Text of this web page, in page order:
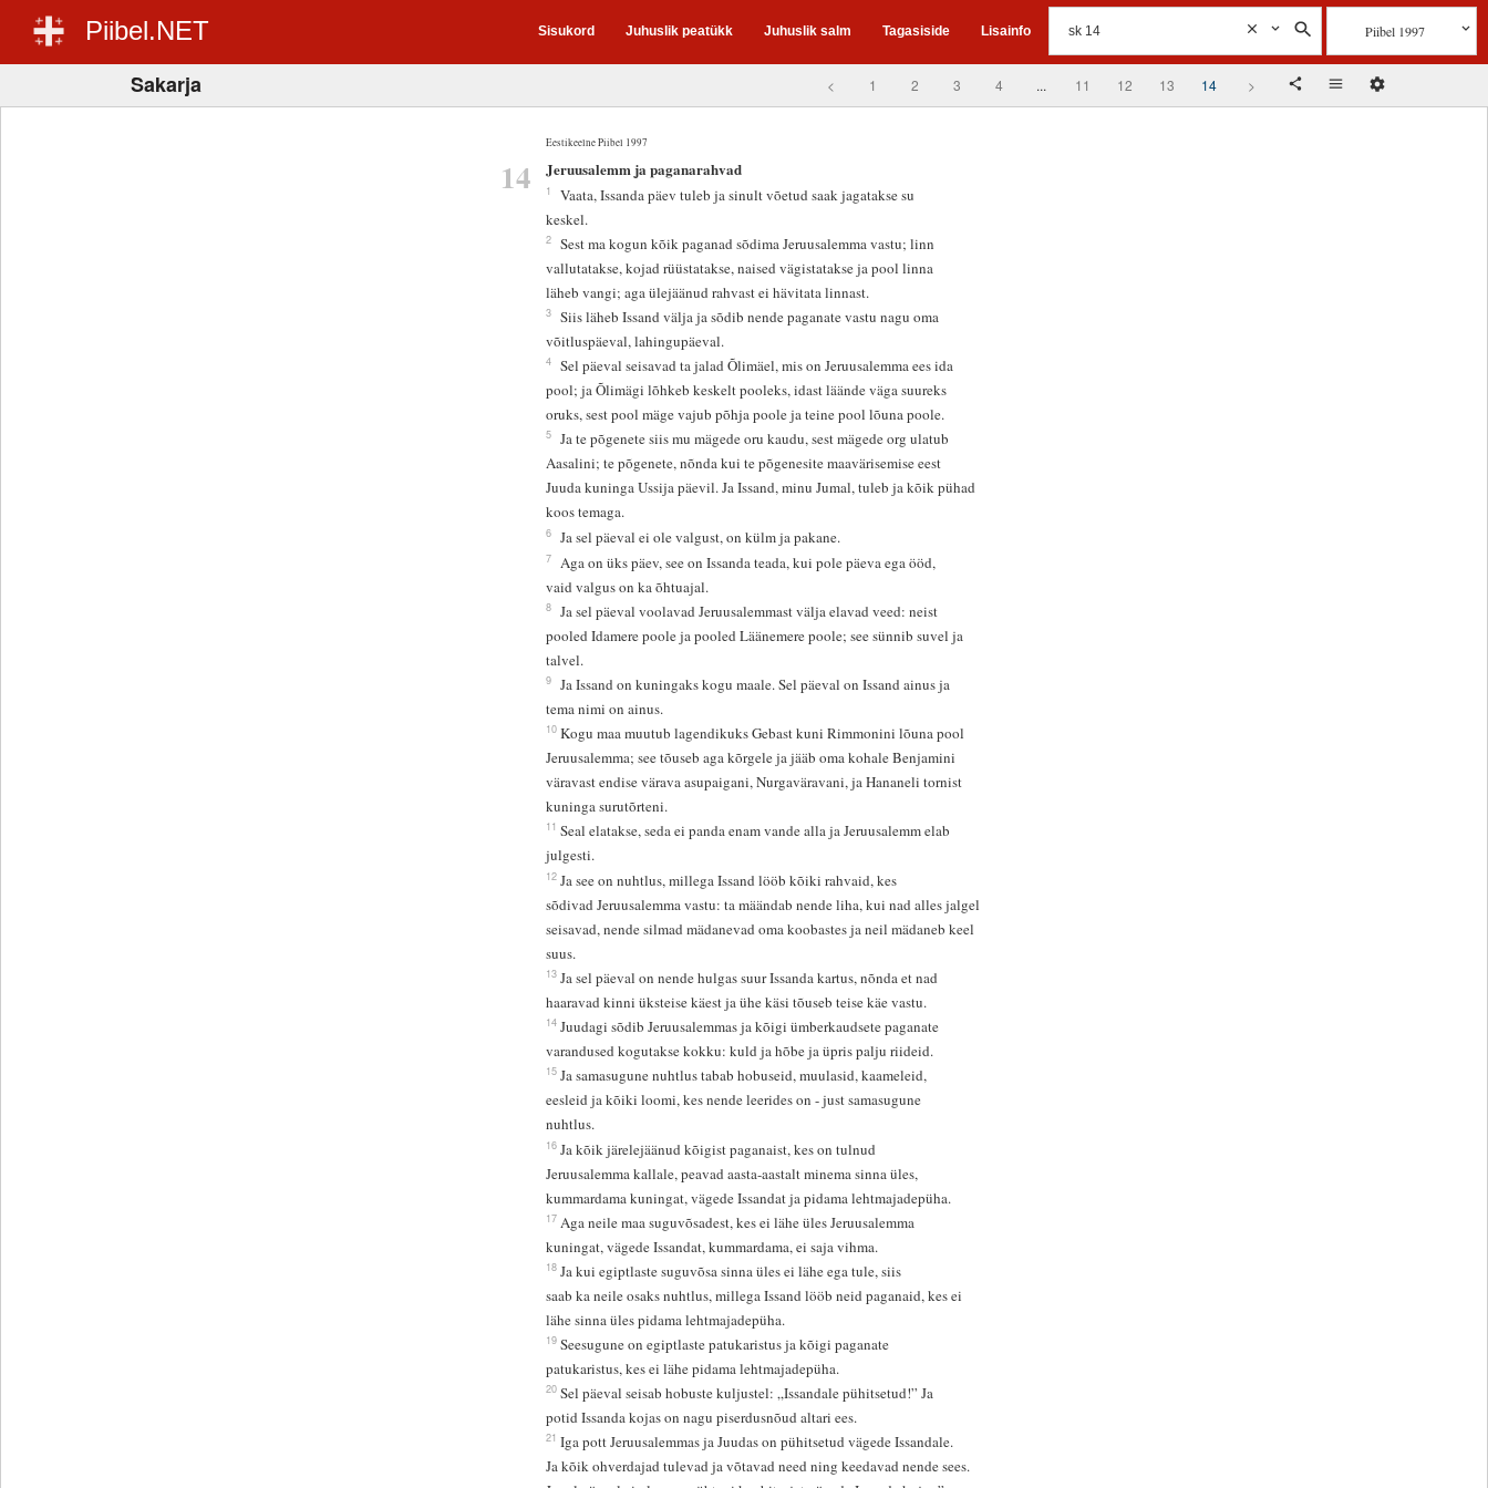
Piibel.NET Sisukord Juhuslik peatükk Juhuslik salm Tagasiside Lisainfo Piibel 1997
Sakarja < 1 2 3 4 ... 11 12 13 14 >
Eestikeelne Piibel 1997
14 Jeruusalemm ja paganarahvad
1
Vaata, Issanda päev tuleb ja sinult võetud saak jagatakse su
keskel.
2 Sest ma kogun kõik paganad sõdima Jeruusalemma vastu; linn
vallutatakse, kojad rüüstatakse, naised vägistatakse ja pool linna
läheb vangi; aga ülejäänud rahvast ei hävitata linnast.
3 Siis läheb Issand välja ja sõdib nende paganate vastu nagu oma
võitluspäeval, lahingupäeval.
4 Sel päeval seisavad ta jalad Õlimäel, mis on Jeruusalemma ees ida
pool; ja Õlimägi lõhkeb keskelt pooleks, idast läände väga suureks
oruks, sest pool mäge vajub põhja poole ja teine pool lõuna poole.
5 Ja te põgenete siis mu mägede oru kaudu, sest mägede org ulatub
Aasalini; te põgenete, nõnda kui te põgenesite maavärisemise eest
Juuda kuninga Ussija päevil. Ja Issand, minu Jumal, tuleb ja kõik pühad
koos temaga.
6 Ja sel päeval ei ole valgust, on külm ja pakane.
7 Aga on üks päev, see on Issanda teada, kui pole päeva ega ööd,
vaid valgus on ka õhtuajal.
8 Ja sel päeval voolavad Jeruusalemmast välja elavad veed: neist
pooled Idamere poole ja pooled Läänemere poole; see sünnib suvel ja
talvel.
9 Ja Issand on kuningaks kogu maale. Sel päeval on Issand ainus ja
tema nimi on ainus.
10 Kogu maa muutub lagendikuks Gebast kuni Rimmonini lõuna pool
Jeruusalemma; see tõuseb aga kõrgele ja jääb oma kohale Benjamini
väravast endise värava asupaigani, Nurgaväravani, ja Hananeli tornist
kuninga surutõrteni.
11 Seal elatakse, seda ei panda enam vande alla ja Jeruusalemm elab
julgesti.
12 Ja see on nuhtlus, millega Issand lööb kõiki rahvaid, kes
sõdivad Jeruusalemma vastu: ta määndab nende liha, kui nad alles jalgel
seisavad, nende silmad mädanevad oma koobastes ja neil mädaneb keel
suus.
13 Ja sel päeval on nende hulgas suur Issanda kartus, nõnda et nad
haaravad kinni üksteise käest ja ühe käsi tõuseb teise käe vastu.
14 Juudagi sõdib Jeruusalemmas ja kõigi ümberkaudsete paganate
varandused kogutakse kokku: kuld ja hõbe ja üpris palju riideid.
15 Ja samasugune nuhtlus tabab hobuseid, muulasid, kaameleid,
eesleid ja kõiki loomi, kes nende leerides on - just samasugune
nuhtlus.
16 Ja kõik järelejäänud kõigist paganaist, kes on tulnud
Jeruusalemma kallale, peavad aasta-aastalt minema sinna üles,
kummardama kuningat, vägede Issandat ja pidama lehtmajadepüha.
17 Aga neile maa suguvõsadest, kes ei lähe üles Jeruusalemma
kuningat, vägede Issandat, kummardama, ei saja vihma.
18 Ja kui egiptlaste suguvõsa sinna üles ei lähe ega tule, siis
saab ka neile osaks nuhtlus, millega Issand lööb neid paganaid, kes ei
lähe sinna üles pidama lehtmajadepüha.
19 Seesugune on egiptlaste patukaristus ja kõigi paganate
patukaristus, kes ei lähe pidama lehtmajadepüha.
20 Sel päeval seisab hobuste kuljustel: „Issandale pühitsetud!” Ja
potid Issanda kojas on nagu piserdusnõud altari ees.
21 Iga pott Jeruusalemmas ja Juudas on pühitsetud vägede Issandale.
Ja kõik ohverdajad tulevad ja võtavad need ning keedavad nende sees.